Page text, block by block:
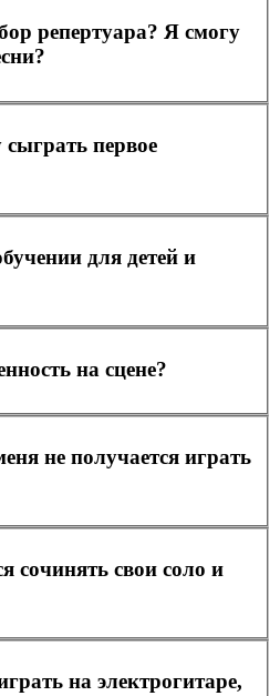
репертуара? Я смогу
первое
для детей и
на сцене?
не получается играть
сочинять свои соло и
на электрогитаре,